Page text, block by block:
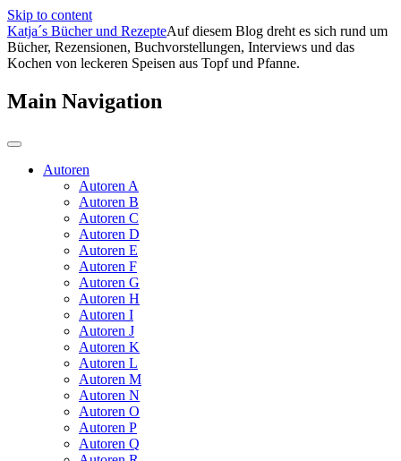
Skip to content
Katja´s Bücher und RezepteAuf diesem Blog dreht es sich rund um
Bücher, Rezensionen, Buchvorstellungen, Interviews und das
Kochen von leckeren Speisen aus Topf und Pfanne.
Main Navigation
Autoren
Autoren A
Autoren B
Autoren C
Autoren D
Autoren E
Autoren F
Autoren G
Autoren H
Autoren I
Autoren J
Autoren K
Autoren L
Autoren M
Autoren N
Autoren O
Autoren P
Autoren Q